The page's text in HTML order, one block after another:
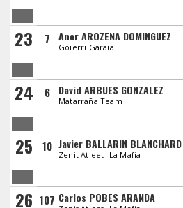
23 7 Aner AROZENA DOMINGUEZ
Goierri Garaia
24 6 David ARBUES GONZALEZ
Matarraña Team
25 10 Javier BALLARIN BLANCHARD
Zenit Atleet- La Mafia
26 107 Carlos POBES ARANDA